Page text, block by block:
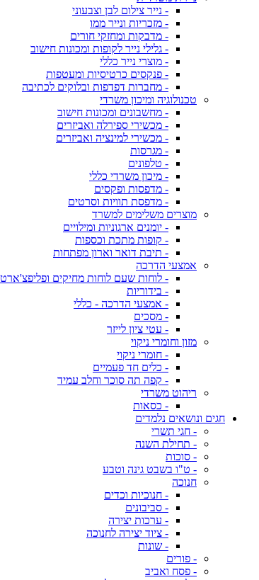
- נייר צילום לבן וצבעוני
- מזכריות ונייר ממו
- מדבקות ומחזקי חורים
- גלילי נייר לקופות ומכונות חישוב
- מוצרי נייר כללי
- פנקסים כרטיסיות ומעטפות
- מחברות דפדפות ובלוקים לכתיבה
טכנולוגיה ומיכון משרדי
- מחשבונים ומכונות חישוב
- מכשירי ספירלה ואביזרים
- מכשירי למינציה ואביזרים
- מגרסות
- טלפונים
- מיכון משרדי כללי
- מדפסות ופקסים
- מדפסת תוויות וסרטים
מוצרים משלימים למשרד
- יומנים ארגוניות ומילויים
- קופות מתכת וכספות
- תיבת דואר וארון מפתחות
אמצעי הדרכה
- לוחות שעם לוחות מחיקים ופליפצ'ארט
- בידוריות
- אמצעי הדרכה - כללי
- מסכים
- עטי ציון לייזר
מזון וחומרי ניקוי
- חומרי ניקוי
- כלים חד פעמיים
- קפה תה סוכר וחלב עמיד
ריהוט משרדי
- כסאות
חגים ונושאים נלמדים
- חגי תשרי
- תחילת השנה
- סוכות
- ט"ו בשבט גינה וטבע
חנוכה
- חנוכיות וכדים
- סביבונים
- ערכות יצירה
- ציוד יצירה לחנוכה
- שונות
- פורים
- פסח ואביב